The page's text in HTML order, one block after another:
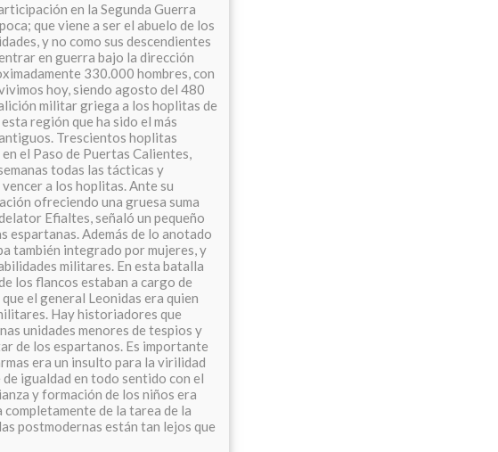
en la Segunda Guerra
que viene a ser el abuelo de los
y no como sus descendientes
en guerra bajo la dirección
330.000 hombres, con
hoy, siendo agosto del 480
militar griega a los hoplitas de
región que ha sido el más
Trescientos hoplitas
el Paso de Puertas Calientes,
todas las tácticas y
a los hoplitas. Ante su
ofreciendo una gruesa suma
Efialtes, señaló un pequeño
espartanas. Además de lo anotado
también integrado por mujeres, y
militares. En esta batalla
los flancos estaban a cargo de
el general Leonidas era quien
Hay historiadores que
unidades menores de tespios y
de los espartanos. Es importante
era un insulto para la virilidad
igualdad en todo sentido con el
y formación de los niños era
de la tarea de la
postmodernas están tan lejos que